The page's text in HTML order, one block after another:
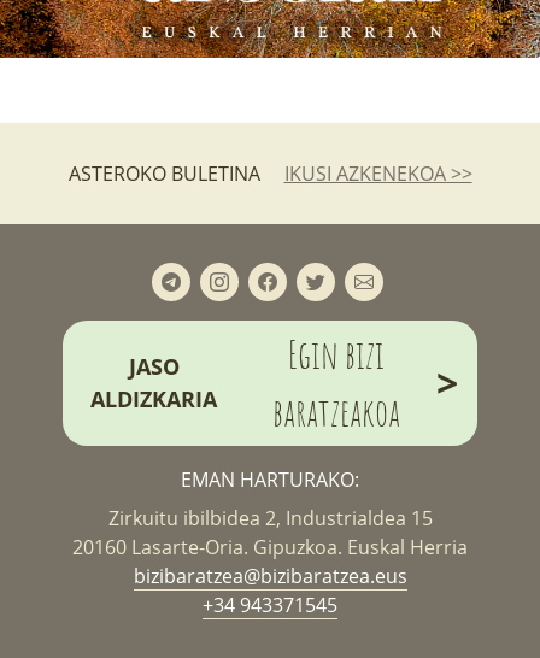
ASTEROKO BULETINA IKUSI AZKENEKOA >>
JASO
ALDIZKARIA
Egin bizi
baratzeakoa
>
EMAN HARTURAKO:
Zirkuitu ibilbidea 2, Industrialdea 15
20160 Lasarte-Oria. Gipuzkoa. Euskal Herria
bizibaratzea@bizibaratzea.eus
+34 943371545